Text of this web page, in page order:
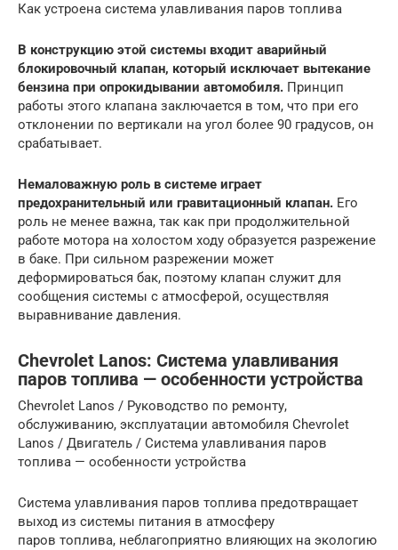
Как устроена система улавливания паров топлива
В конструкцию этой системы входит аварийный
блокировочный клапан, который исключает вытекание
бензина при опрокидывании автомобиля. Принцип
работы этого клапана заключается в том, что при его
отклонении по вертикали на угол более 90 градусов, он
срабатывает.
Немаловажную роль в системе играет
предохранительный или гравитационный клапан. Его
роль не менее важна, так как при продолжительной
работе мотора на холостом ходу образуется разрежение
в баке. При сильном разрежении может
деформироваться бак, поэтому клапан служит для
сообщения системы с атмосферой, осуществляя
выравнивание давления.
Chevrolet Lanos: Система улавливания
паров топлива — особенности устройства
Chevrolet Lanos / Руководство по ремонту,
обслуживанию, эксплуатации автомобиля Chevrolet
Lanos / Двигатель / Система улавливания паров
топлива — особенности устройства
Система улавливания паров топлива предотвращает
выход из системы питания в атмосферу
паров топлива, неблагоприятно влияющих на экологию